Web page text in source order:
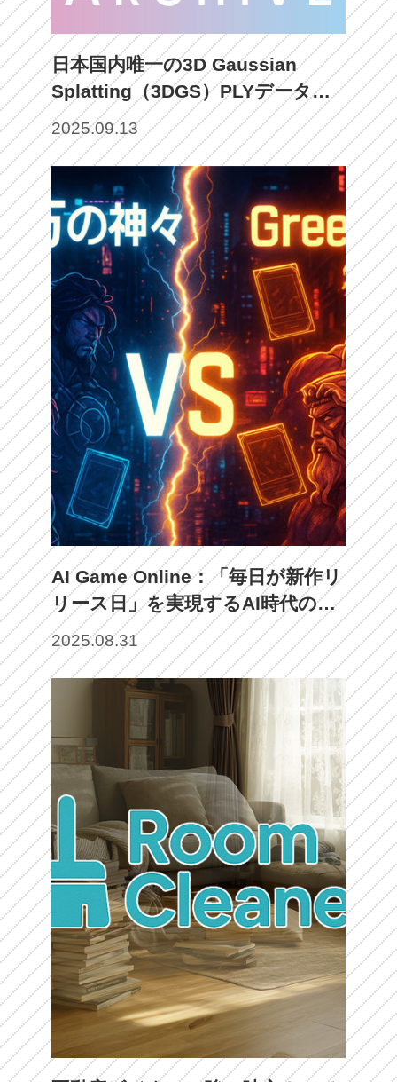
日本国内唯一の3D Gaussian
Splatting（3DGS）PLYデータ対
応3Dデータマーケットプレイス
2025.09.13
AI Game Online：「毎日が新作リ
リース日」を実現するAI時代のハ
イパーカジュアル・ゲームプラッ
トフォーム
2025.08.31